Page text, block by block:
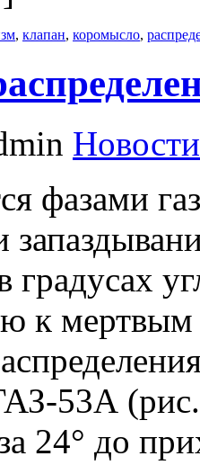
, клапан, коромысло,
Новости
фазами
к мертвым
53А
за 24° до